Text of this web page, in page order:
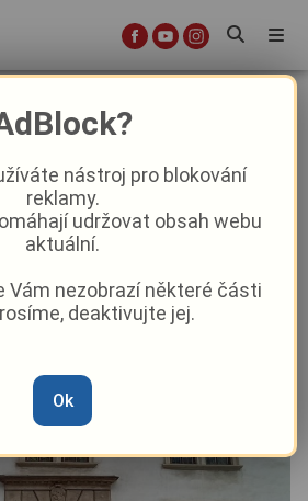
zkrátit čekání na
Aktuálně
2025|04:26
nástroj pro blokování
reklamy.
udržovat obsah webu
aktuální.
Vám nezobrazí některé části
deaktivujte jej.
Ok